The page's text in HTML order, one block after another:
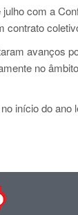
com a
contrato
avanços
no
início do ano